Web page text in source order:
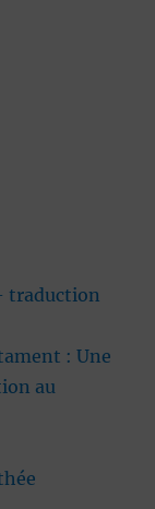
traduction
: Une
au